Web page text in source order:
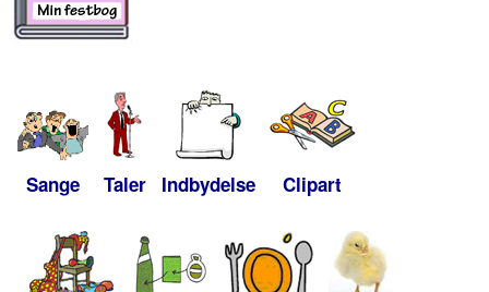
Sange Taler Indbydelse Clipart